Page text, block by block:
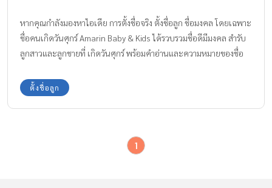
หากคุณกำลังมองหาไอเดีย การตั้งชื่อจริง ตั้งชื่อลูก ชื่อมงคล โดยเฉพาะ
ชื่อคนเกิดวันศุกร์ Amarin Baby & Kids ได้รวบรวมชื่อดีมีมงคล สำรับ
ลูกสาวและลูกชายที่ เกิดวันศุกร์ พร้อมคำอ่านและความหมายของชื่อ
จะมีชื่อใดบ้าง ตามมาดูกันเลย
ตั้งชื่อลูก
1